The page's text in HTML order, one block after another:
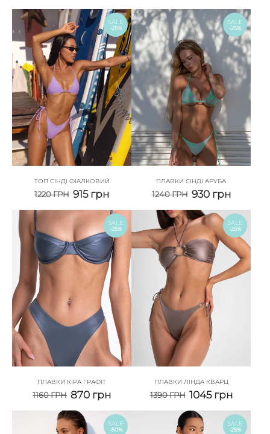
SALE
-25%
ТОП СІНДІ ФІАЛКОВИЙ
1220ГРН 915 грн
SALE
-25%
ПЛАВКИ СІНДІ АРУБА
1240ГРН 930 грн
SALE
-25%
ПЛАВКИ КІРА ГРАФІТ
1160ГРН 870 грн
SALE
-25%
ПЛАВКИ ЛІНДА КВАРЦ
1390ГРН 1045 грн
SALE
-50%
SALE
-25%